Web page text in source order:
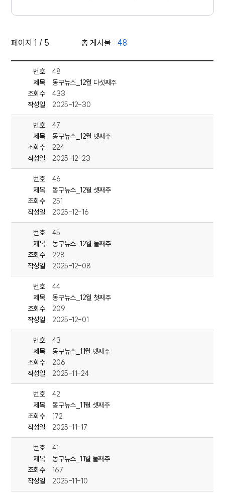
이번 사업 준공으로
어촌지역의 경제 자립 기반 여건도 한층 강화될 것으로
(동구) 2 동구청, 방어·화정 권역에 '다함께돌봄센터' 문 열어
동구 화정 다함께 돌봄센터가
지난 24일 문을 열었습니다.
화정 다함께 돌봄센터는
동구 방어, 화정 지역에서
방과 후 시간과 방학 기간 동안 안전한 돌봄 서비스를 제공합니다.
센터는 소득과 관계 없이
6세 이상 12세 이하의 아동이면 누구나 이용이 가능하며
평일에는 돌봄 서비스를,
놀이 프로그램을 중심으로 운영됩니다.
(동구) 단신1-3
1. 동구, ‘슬기로운 동구 생활’ 설명회 개최
동구청이 신규 입국한 우즈베키스탄 근로자들을 대상으로
‘슬기로운 동구생활’은 동구청이 HD현대중공업과 협력해 마련한
생활 적응 프로그램으로,
동구 주요 관광지 소개 등 6개 분야를 중심으로 설명이 이뤄졌습니다.
2. 동구 노동자지원센터, ‘My 세바시 30’ 개최
동구 노동자 지원센터가
‘My 세바시 30 - 지식 콘텐츠 나누기’ 행사를 개최했습니다.
이날 행사에는 지식 크리에이터 수료생과 지역 주민 등
30여 명이 참석했으며, 5명의 예비 강사가
각자의 전문성과 삶의 이야기를 담은 강의를 선보였습니다.
3. 동구, ‘노동약자 교육 및 법률구조 상담 사업 평가 보고회’ 개최
동구 비정규직 노동자 지원센터가
'노동약자 교육 및 법률구조 상담 지원사업 평가 보고회'를 개최했습니
페이지 1 / 5 총 게시물 : 48
번호
48
제목
동구뉴스_12월 다섯째주
조회수
433
작성일
2025-12-30
번호
47
제목
동구뉴스_12월 넷째주
조회수
224
작성일
2025-12-23
번호
46
제목
동구뉴스_12월 셋째주
조회수
251
작성일
2025-12-16
번호
45
제목
동구뉴스_12월 둘째주
조회수
228
작성일
2025-12-08
번호
44
제목
동구뉴스_12월 첫째주
조회수
209
작성일
2025-12-01
번호
43
제목
동구뉴스_11월 넷째주
조회수
206
작성일
2025-11-24
번호
42
제목
동구뉴스_11월 셋째주
조회수
172
작성일
2025-11-17
번호
41
제목
동구뉴스_11월 둘째주
조회수
167
작성일
2025-11-10